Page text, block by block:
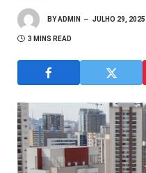
BYADMIN JULHO 29, 2025
3 MINS READ